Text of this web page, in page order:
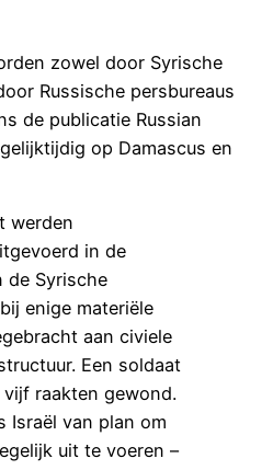
zowel door Syrische
Russische persbureaus
de publicatie Russian
op Damascus en
werden
in de
de Syrische
enige materiële
aan civiele
Een soldaat
raakten gewond.
Israël van plan om
uit te voeren –